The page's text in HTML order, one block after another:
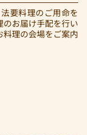
要料理のご用命を
お届け手配を行い
料理の会場をご案内